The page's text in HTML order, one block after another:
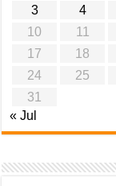
3
4
10
11
17
18
24
25
31
« Jul